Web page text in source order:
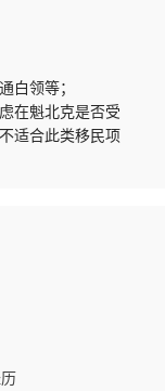
白领等；
在魁北克是否受
适合此类移民项